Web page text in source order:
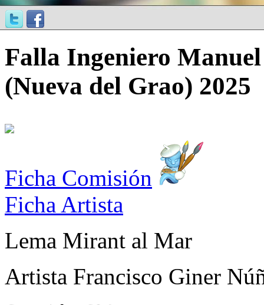
Falla Ingeniero
(Nueva del Grao) 2025
Ficha Comisión
Ficha Artista
Lema Mirant al Mar
Artista Francisco Giner